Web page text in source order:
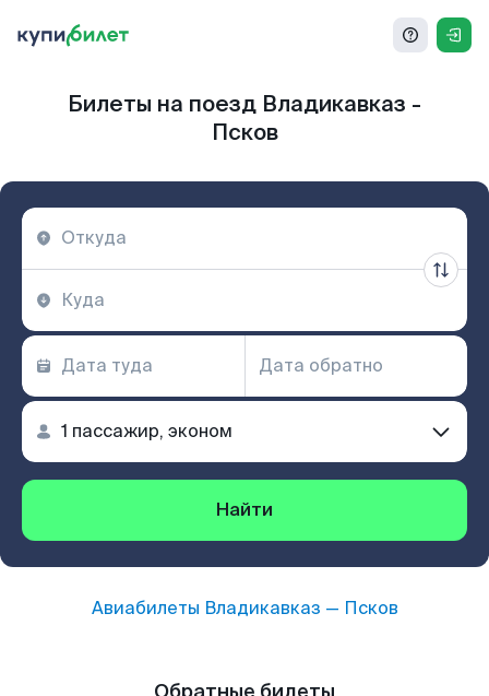
Билеты на поезд Владикавказ -
Псков
Найти
Авиабилеты Владикавказ — Псков